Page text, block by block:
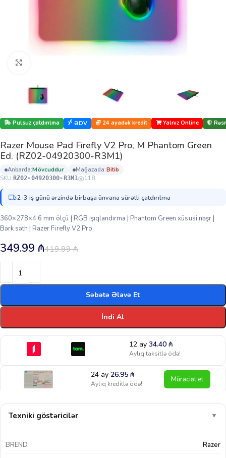
Pulsuz çatdırılma ƏDV 24 ayadək kredit Yalnız Online
Razer Mouse Pad Firefly V2 Pro, M Phantom Green
Ed. (RZ02-04920300-R3M1)
anbarda: mövcuddur mağazada:
bi̇ti̇b
SKU: RZ02-04920300-R3M1 118
2-3 iş günü ərzində birbaşa ünvana sürətli çatdırılma
360×278×4.6 mm ölçü | RGB işıqlandırma | Phantom Green xüsusi nəşr |
Bərk səth | Razer Firefly V2 Pro
419.99₼
349.99 ₼
Səbətə Əlavə Et
İndi Al
12 ay 34.40 ₼
Aylıq taksitlə ödə!
24 ay26.95₼
Aylıq kreditlə ödə! Müraciət et
Texniki göstəricilər ▼
BREND Razer